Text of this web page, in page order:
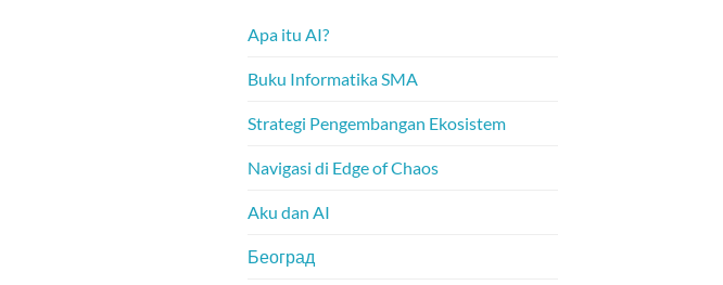
Apa itu AI?
Buku Informatika SMA
Strategi Pengembangan Ekosistem
Navigasi di Edge of Chaos
Aku dan AI
Београд